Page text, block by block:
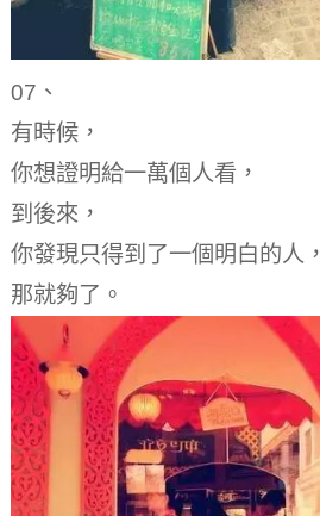
07、
有時候，
你想證明給一萬個人看，
到後來，
你發現只得到了一個明白的人，
那就夠了。